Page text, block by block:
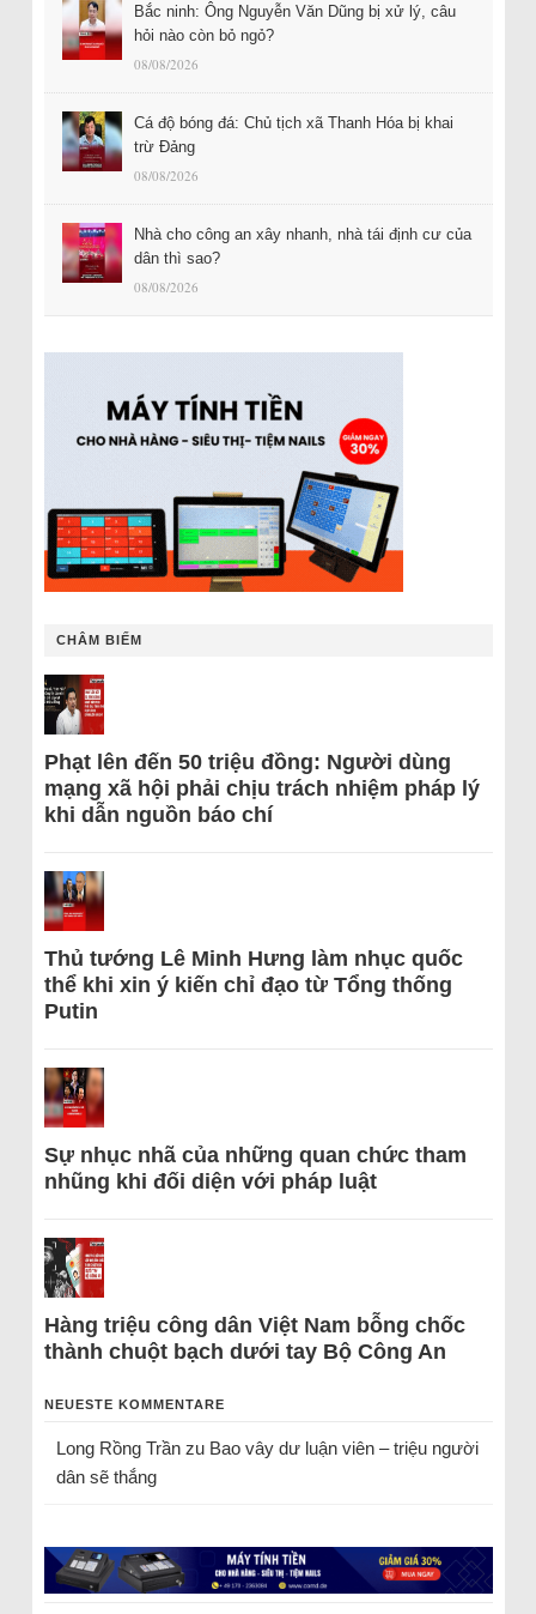
Bắc ninh: Ông Nguyễn Văn Dũng bị xử lý, câu
hỏi nào còn bỏ ngỏ?
08/08/2026
Cá độ bóng đá: Chủ tịch xã Thanh Hóa bị khai
trừ Đảng
08/08/2026
Nhà cho công an xây nhanh, nhà tái định cư của
dân thì sao?
08/08/2026
CHÂM BIẾM
Phạt lên đến 50 triệu đồng: Người dùng
mạng xã hội phải chịu trách nhiệm pháp lý
khi dẫn nguồn báo chí
Thủ tướng Lê Minh Hưng làm nhục quốc
thể khi xin ý kiến chỉ đạo từ Tổng thống
Putin
Sự nhục nhã của những quan chức tham
nhũng khi đối diện với pháp luật
Hàng triệu công dân Việt Nam bỗng chốc
thành chuột bạch dưới tay Bộ Công An
NEUESTE KOMMENTARE
Long Rồng Trầnzu Bao vây dư luận viên – triệu người
dân sẽ thắng